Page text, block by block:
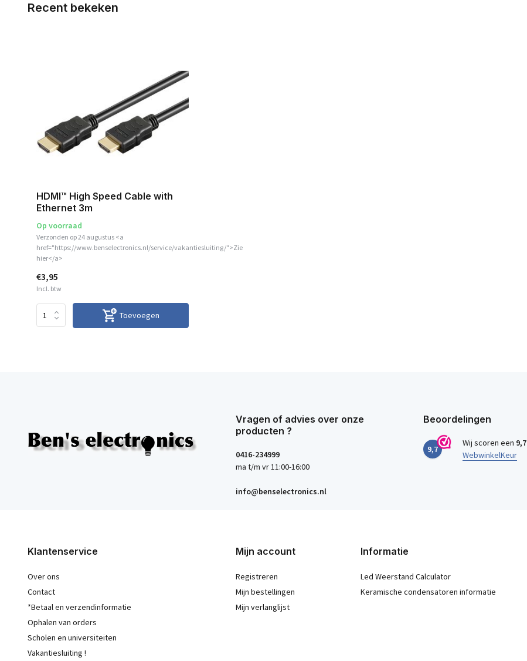
Recent bekeken
HDMI™ High Speed Cable with
Ethernet 3m
Op voorraad
Verzonden op 24 augustus <a
href="https://www.benselectronics.nl/service/vakantiesluiting/">Zie
hier</a>
€3,95
Incl. btw
Toevoegen
Vragen of advies over onze
producten ?
0416-234999
ma t/m vr 11:00-16:00
info@benselectronics.nl
Beoordelingen
9,7
Wij scoren een 9,7
WebwinkelKeur
Klantenservice
Over ons
Contact
*Betaal en verzendinformatie
Ophalen van orders
Scholen en universiteiten
Vakantiesluiting !
Mijn account
Registreren
Mijn bestellingen
Mijn verlanglijst
Informatie
Led Weerstand Calculator
Keramische condensatoren informatie